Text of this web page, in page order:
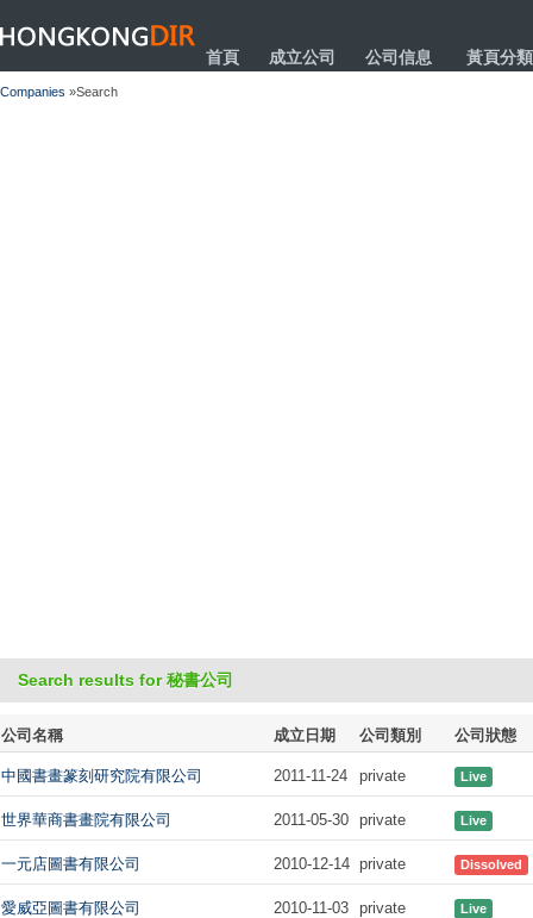
HONGKONGDIR
首頁 成立公司 公司信息 黃頁分類
Companies »Search
Search results for 秘書公司
公司名稱 成立日期 公司類別 公司狀態
中國書畫篆刻研究院有限公司 2011-11-24 private Live
世界華商書畫院有限公司 2011-05-30 private Live
一元店圖書有限公司 2010-12-14 private Dissolved
愛威亞圖書有限公司 2010-11-03 private Live